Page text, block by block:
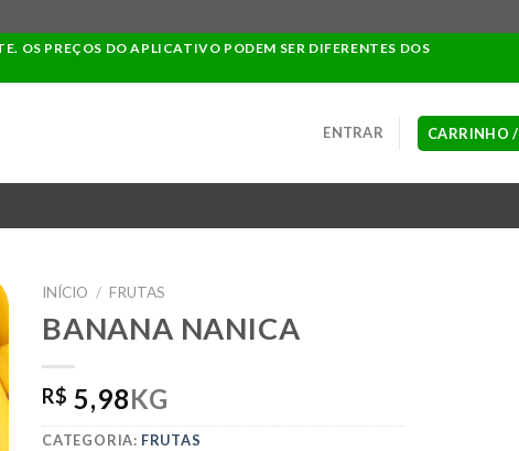
OS PREÇOS DO APLICATIVO PODEM SER DIFERENTES DOS
ENTRAR CARRINHO /
INÍCIO / FRUTAS
BANANA NANICA
R$ 5,98KG
CATEGORIA: FRUTAS